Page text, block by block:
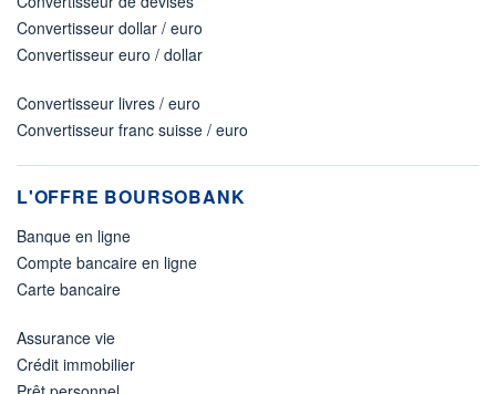
Convertisseur dollar / euro
Convertisseur euro / dollar
Convertisseur livres / euro
Convertisseur franc suisse / euro
L'OFFRE BOURSOBANK
Banque en ligne
Compte bancaire en ligne
Carte bancaire
Assurance vie
Crédit immobilier